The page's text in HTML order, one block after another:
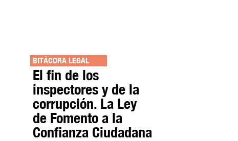
BITÁCORA LEGAL
El fin de los
inspectores y de la
corrupción. La Ley
de Fomento a la
Confianza Ciudadana